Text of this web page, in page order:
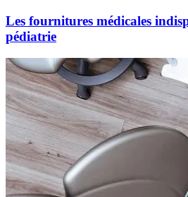
Les fournitures médicales
pédiatrie